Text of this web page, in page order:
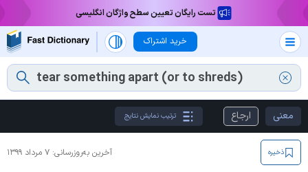
تست رایگان تعیین سطح واژگان انگلیسی
خرید اشتراک
معنی ارجاع ترتیب نمایش نتایج
آخرین به‌روزرسانی: ۷ مرداد ۱۳۹۹ ذخیره